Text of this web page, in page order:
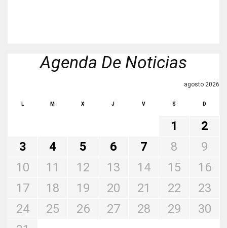
Agenda De Noticias
agosto 2026
L M X J V S D
1
2
3
4 5 6 7 8
9
10
11 12 13 14 15
16
17
18 19 20 21 22
23
24
25 26 27 28 29
30